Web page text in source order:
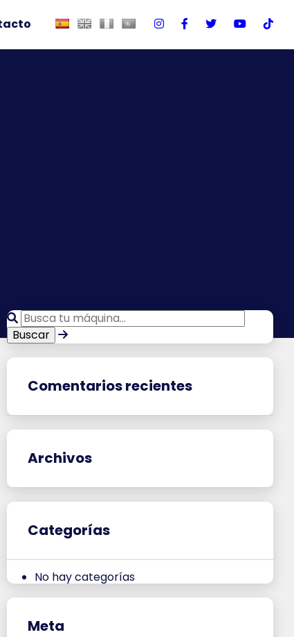
Comentarios recientes
Archivos
Categorías
No hay categorías
Meta